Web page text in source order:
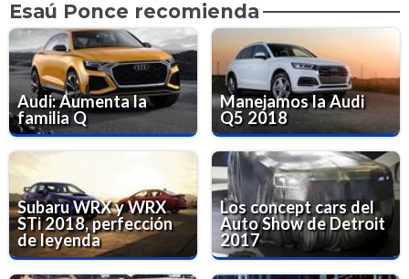
Esaú Ponce recomienda
Audi: Aumenta la
familia Q
Manejamos la Audi
Q5 2018
Subaru WRX y WRX
STi 2018, perfección
de leyenda
Los concept cars del
Auto Show de Detroit
2017